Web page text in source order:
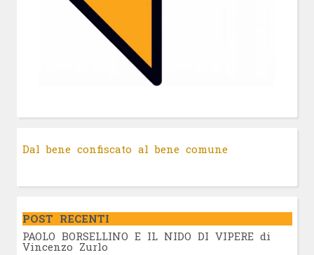
Dal bene confiscato al bene comune
POST RECENTI
PAOLO BORSELLINO E IL NIDO DI VIPERE di
Vincenzo Zurlo